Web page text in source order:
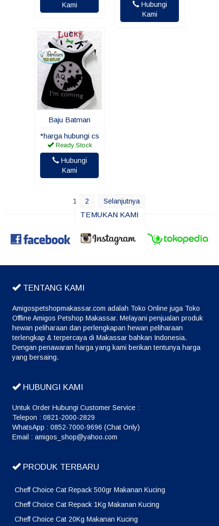
Kami
Hubungi
Kami
Baju Batman
*harga hubungi cs
Ready Stock
Hubungi
Kami
1 2 Selanjutnya
TEMUKAN KAMI
TENTANG KAMI
Amigospetshopmakassar.com adalah Toko Online juga Toko
Offline Amigos Petshop Makassar. Melayani penjualan produk
hewan peliharaan dan perlengkapan hewan peliharaan
terlengkap & terpercaya di Makassar bahkan Indonesia.
Dengan penawaran harga yang kami berikan tentunya harga
yang bersaing.
HUBUNGI KAMI
Untuk Order Hubungi Customer Service :
Telepon : 0821-2000-2829
WhatsApp : 0852-7000-9696 (Chat Only)
Email : amigos_shop@yahoo.com
PRODUK TERBARU
Cheff Choice Cat Repack 500gr Makanan Kucing
Cheff Choice Cat Repack 1Kg Makanan Kucing
Cheff Choice Cat 20Kg Makanan Kucing